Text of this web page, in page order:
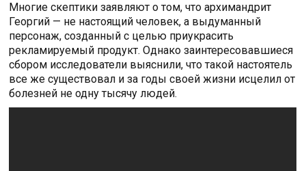
Многие скептики заявляют о том, что архимандрит
Георгий — не настоящий человек, а выдуманный
персонаж, созданный с целью приукрасить
рекламируемый продукт. Однако заинтересовавшиеся
сбором исследователи выяснили, что такой настоятель
все же существовал и за годы своей жизни исцелил от
болезней не одну тысячу людей.